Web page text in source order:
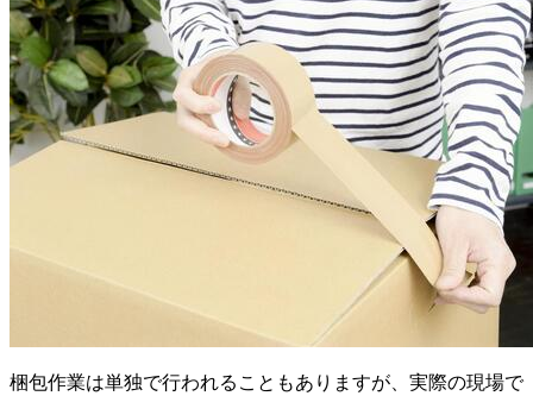
梱包作業は単独で行われることもありますが、実際の現場で